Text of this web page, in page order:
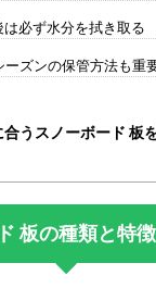
は必ず水分を拭き取る
ーズンの保管方法も重
うスノーボード 板
板の種類と特